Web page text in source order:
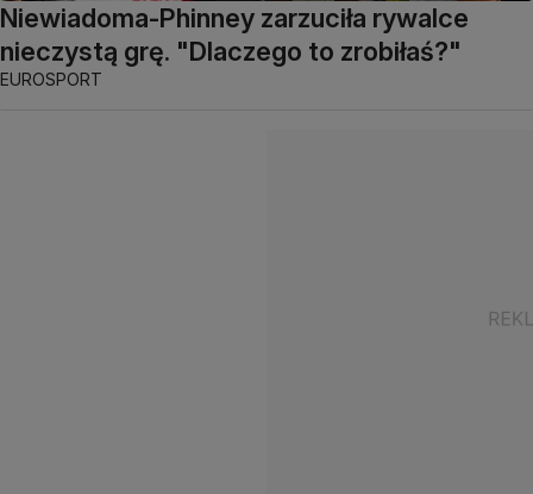
Niewiadoma-Phinney zarzuciła rywalce
nieczystą grę. "Dlaczego to zrobiłaś?"
EUROSPORT